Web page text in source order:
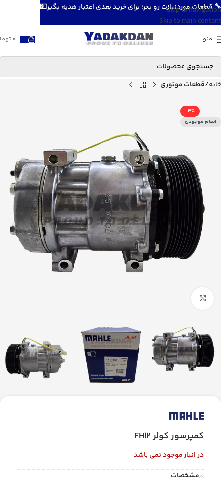
Skip to navigation
Skip to main content
منو 0
خانه قطعات موتوری
-3%
اتمام موجودی
کمپرسور کولر FH12
در انبار موجود نمی باشد
مشخصات
🔧 قطعات موردنیازت رو بخر؛ برای خرید بعدی اعتبار هدیه بگیر💵